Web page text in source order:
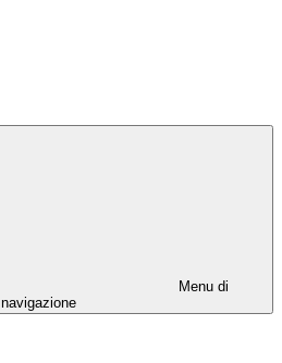
Menu di
navigazione